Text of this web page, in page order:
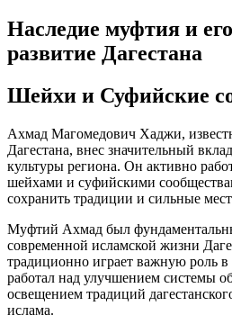
Наследие муфтия и
развитие Дагестана
Шейхи и Суфийские
Ахмад Магомедович Хаджи,
Дагестана, внес значительный
культуры региона. Он активно
шейхами и суфийскими
сохранить традиции и сильные
Муфтий Ахмад был
современной исламской жизни
традиционно играет важную роль
работал над улучшением системы
освещением традиций
ислама.